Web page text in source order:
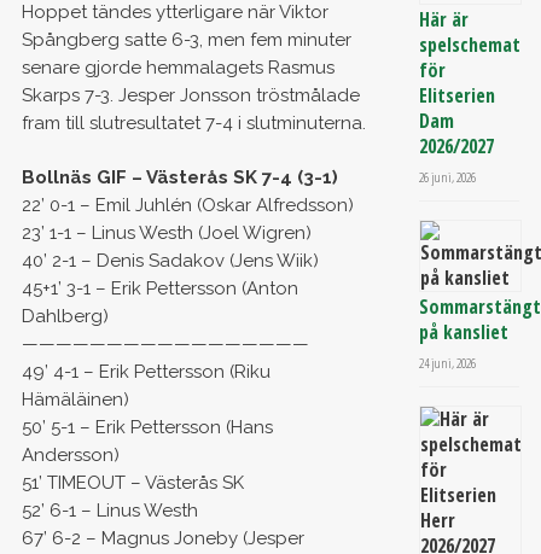
Hoppet tändes ytterligare när Viktor
Spångberg satte 6-3, men fem minuter
senare gjorde hemmalagets Rasmus
Skarps 7-3. Jesper Jonsson tröstmålade
fram till slutresultatet 7-4 i slutminuterna.
Bollnäs GIF – Västerås SK 7-4 (3-1)
22’ 0-1 – Emil Juhlén (Oskar Alfredsson)
23’ 1-1 – Linus Westh (Joel Wigren)
40’ 2-1 – Denis Sadakov (Jens Wiik)
45+1’ 3-1 – Erik Pettersson (Anton
Dahlberg)
—————————————————
49’ 4-1 – Erik Pettersson (Riku
Hämäläinen)
50’ 5-1 – Erik Pettersson (Hans
Andersson)
51’ TIMEOUT – Västerås SK
52’ 6-1 – Linus Westh
67’ 6-2 – Magnus Joneby (Jesper
Här är
spelschemat
för
Elitserien
Dam
2026/2027
26 juni, 2026
Sommarstängt
på kansliet
24 juni, 2026